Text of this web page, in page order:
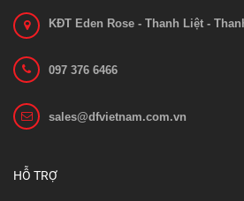
KĐT Eden Rose - Thanh Liệt -
097 376 6466
sales@dfvietnam.com.vn
HỖ TRỢ